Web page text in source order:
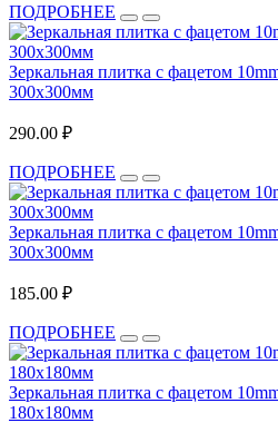
ПОДРОБНЕЕ
Зеркальная плитка с фацетом
300х300мм
290.00 ₽
ПОДРОБНЕЕ
Зеркальная плитка с фацетом
300х300мм
185.00 ₽
ПОДРОБНЕЕ
Зеркальная плитка с фацетом
180х180мм